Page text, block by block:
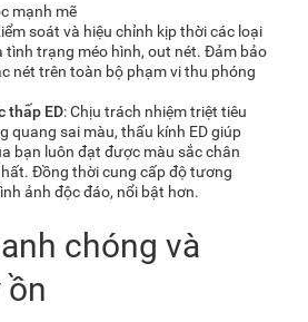
soát và hiệu chỉnh kịp thời các loại
tình trạng méo hình, out nét. Đảm bảo
nét trên toàn bộ phạm vi thu phóng
thấp ED: Chịu trách nhiệm triệt tiêu
quang sai màu, thấu kính ED giúp
bạn luôn đạt được màu sắc chân
Đồng thời cung cấp độ tương
ảnh độc đáo, nổi bật hơn.
chóng và
ồn